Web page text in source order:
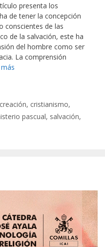
presenta los
de tener la concepción
conscientes de las
de la salvación, este ha
del hombre como ser
La comprensión
creación, cristianismo,
pascual, salvación,